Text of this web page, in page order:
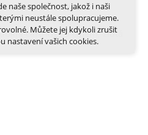
(Google, Ecomail, Sklik,
na našem webu
naše společnost, jakož i naši
neustále spolupracujeme.
Můžete jej kdykoli zrušit
nastavení vašich cookies.